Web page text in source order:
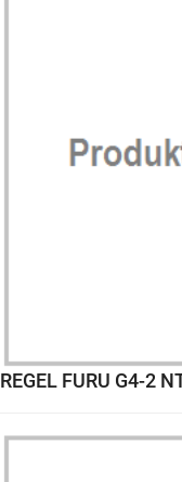
REGEL FURU G4-2